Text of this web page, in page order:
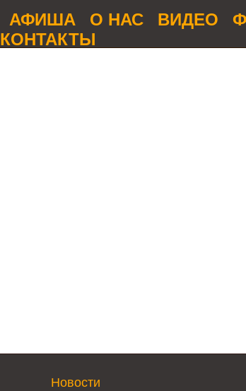
АФИША О НАС ВИДЕО
КОНТАКТЫ
Новости